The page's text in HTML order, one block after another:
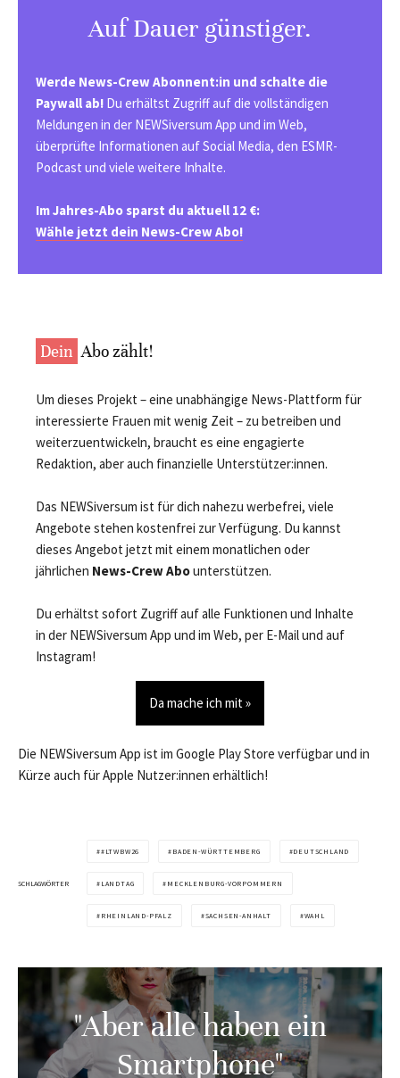
Auf Dauer günstiger.
Werde News-Crew Abonnent:in und schalte die
Paywall ab! Du erhältst Zugriff auf die vollständigen
Meldungen in der NEWSiversum App und im Web,
überprüfte Informationen auf Social Media, den ESMR-
Podcast und viele weitere Inhalte.
Im Jahres-Abo sparst du aktuell 12 €:
Wähle jetzt dein News-Crew Abo!
Dein Abo zählt!
Um dieses Projekt – eine unabhängige News-Plattform für
interessierte Frauen mit wenig Zeit – zu betreiben und
weiterzuentwickeln, braucht es eine engagierte
Redaktion, aber auch finanzielle Unterstützer:innen.
Das NEWSiversum ist für dich nahezu werbefrei, viele
Angebote stehen kostenfrei zur Verfügung. Du kannst
dieses Angebot jetzt mit einem monatlichen oder
jährlichen News-Crew Abounterstützen.
Du erhältst sofort Zugriff auf alle Funktionen und Inhalte
in der NEWSiversum App und im Web, per E-Mail und auf
Instagram!
Da mache ich mit »
Die NEWSiversum App ist im Google Play Store verfügbar und in
Kürze auch für Apple Nutzer:innen erhältlich!
SCHLAGWÖRTER
#LTWBW26 BADEN-WÜRTTEMBERG DEUTSCHLAND
LANDTAG MECKLENBURG-VORPOMMERN
RHEINLAND-PFALZ SACHSEN-ANHALT WAHL
"Aber alle haben ein
Smartphone"